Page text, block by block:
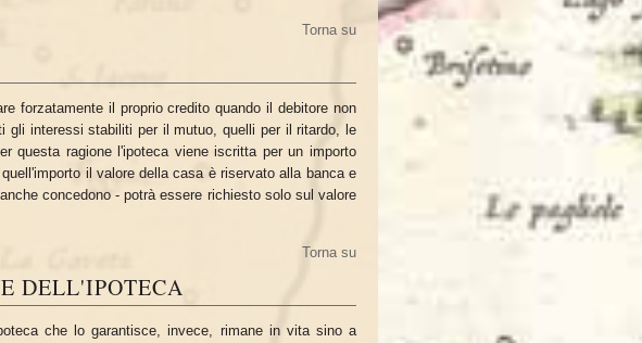
Torna su
forzatamente il proprio credito quando il debitore non
gli interessi stabiliti per il mutuo, quelli per il ritardo, le
questa ragione l'ipoteca viene iscritta per un importo
il valore della casa è riservato alla banca e
concedono - potrà essere richiesto solo sul valore
Torna su
DELL'IPOTECA
che lo garantisce, invece, rimane in vita sino a